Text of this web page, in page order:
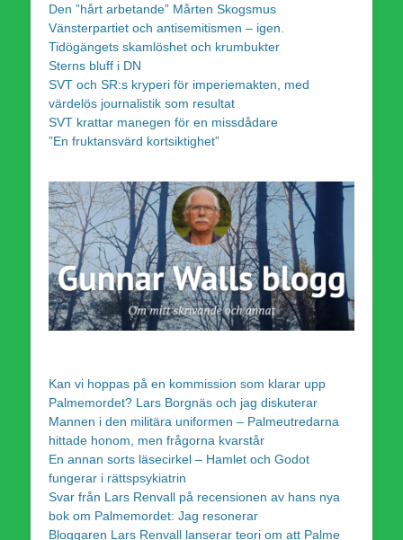
Den ”hårt arbetande” Mårten Skogsmus
Vänsterpartiet och antisemitismen – igen.
Tidögängets skamlöshet och krumbukter
Sterns bluff i DN
SVT och SR:s kryperi för imperiemakten, med
värdelös journalistik som resultat
SVT krattar manegen för en missdådare
”En fruktansvärd kortsiktighet”
Kan vi hoppas på en kommission som klarar upp
Palmemordet? Lars Borgnäs och jag diskuterar
Mannen i den militära uniformen – Palmeutredarna
hittade honom, men frågorna kvarstår
En annan sorts läsecirkel – Hamlet och Godot
fungerar i rättspsykiatrin
Svar från Lars Renvall på recensionen av hans nya
bok om Palmemordet: Jag resonerar
Bloggaren Lars Renvall lanserar teori om att Palme